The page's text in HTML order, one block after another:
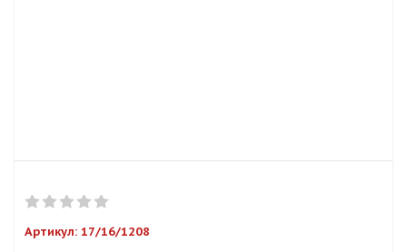
Артикул: 17/16/1208